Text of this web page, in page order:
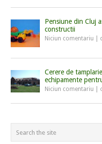
Pensiune din Cluj
constructii
Niciun comentariu
Cerere de
echipamente
Niciun comentariu